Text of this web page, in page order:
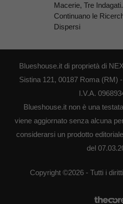
Macerie, Tre Indagati.
Continuano le
Dispersi
Blueshouse.it di proprietà di
Sistina 121, 00187 Roma (RM)
I.V.A.
Blueshouse.it non è una
viene aggiornato senza alcuna
considerarsi un prodotto
del
Copyright ©2026 - Tutti i